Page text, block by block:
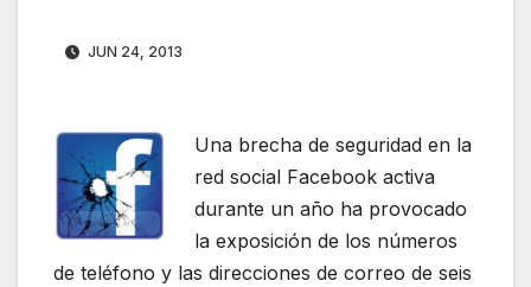
JUN 24, 2013
Una brecha de seguridad en la
red social Facebook activa
durante un año ha provocado
la exposición de los números
de teléfono y las direcciones de correo de seis